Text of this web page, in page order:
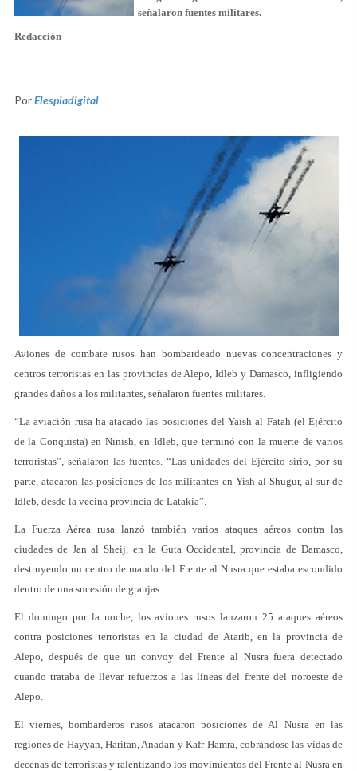
señalaron fuentes militares.
Redacción
PorElespiadigital
Aviones de combate rusos han bombardeado nuevas concentraciones y
centros terroristas en las provincias de Alepo, Idleb y Damasco, infligiendo
grandes daños a los militantes, señalaron fuentes militares.
“La aviación rusa ha atacado las posiciones del Yaish al Fatah (el Ejército
de la Conquista) en Ninish, en Idleb, que terminó con la muerte de varios
terroristas”, señalaron las fuentes. “Las unidades del Ejército sirio, por su
parte, atacaron las posiciones de los militantes en Yish al Shugur, al sur de
Idleb, desde la vecina provincia de Latakia”.
La Fuerza Aérea rusa lanzó también varios ataques aéreos contra las
ciudades de Jan al Sheij, en la Guta Occidental, provincia de Damasco,
destruyendo un centro de mando del Frente al Nusra que estaba escondido
dentro de una sucesión de granjas.
El domingo por la noche, los aviones rusos lanzaron 25 ataques aéreos
contra posiciones terroristas en la ciudad de Atarib, en la provincia de
Alepo, después de que un convoy del Frente al Nusra fuera detectado
cuando trataba de llevar refuerzos a las líneas del frente del noroeste de
Alepo.
El viernes, bombarderos rusos atacaron posiciones de Al Nusra en las
regiones de Hayyan, Haritan, Anadan y Kafr Hamra, cobrándose las vidas de
decenas de terroristas y ralentizando los movimientos del Frente al Nusra en